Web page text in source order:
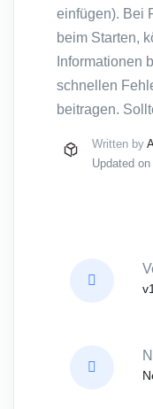
einfügen). Bei
beim Starten,
Informationen
schnellen
beitragen.
Written by
Updated